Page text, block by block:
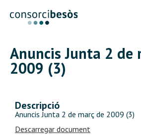
Anuncis Junta 2 de
2009 (3)
Descripció
Anuncis Junta 2 de març de 2009 (3)
Descarregar document